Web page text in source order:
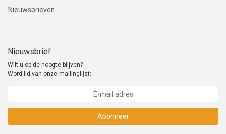
Nieuwsbrieven
Nieuwsbrief
Wilt u op de hoogte blijven?
Word lid van onze mailinglijst:
Abonneer